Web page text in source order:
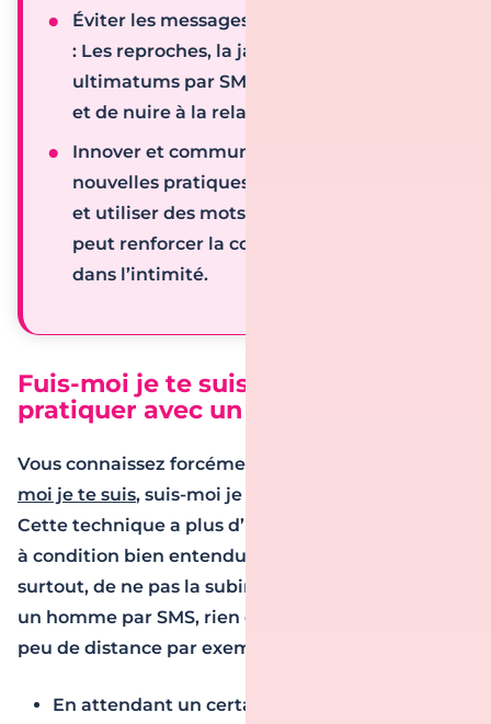
Éviter les messages négatifs ou possessifs
: Les reproches, la jalousie excessive ou les
ultimatums par SMS risquent de faire fuir
et de nuire à la relation.
Innover et communiquer au lit
nouvelles pratiques, exprimer ses envies
et utiliser des mots crus avec modération
peut renforcer la complicité et l’attirance
dans l’intimité.
Fuis-moi je te suis : comment le
pratiquer avec un homme ?
Vous connaissez forcément le vieil adage : «
moi je te suis, suis-moi je te fuis ». Et pour cause !
Cette technique a plus d’une fois fait ses preuves,
à condition bien entendu de bien la maîtriser et
surtout, de ne pas la subir ! Alors pour rendre fou
un homme par SMS, rien de tel que de mettre un
peu de distance par exemple :
En attendant un certain laps de temps avant